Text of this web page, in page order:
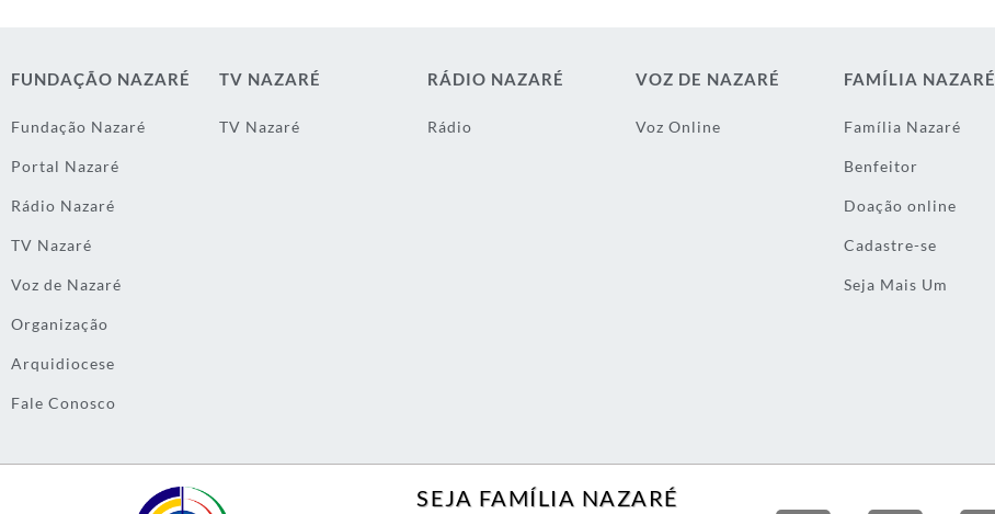
FUNDAÇÃO NAZARÉ
Fundação Nazaré
Portal Nazaré
Rádio Nazaré
TV Nazaré
Voz de Nazaré
Organização
Arquidiocese
Fale Conosco
TV NAZARÉ
TV Nazaré
RÁDIO NAZARÉ
Rádio
VOZ DE NAZARÉ
Voz Online
FAMÍLIA NAZARÉ
Família Nazaré
Benfeitor
Doação online
Cadastre-se
Seja Mais Um
SEJA FAMÍLIA NAZARÉ